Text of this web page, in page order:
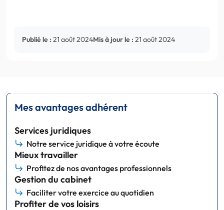
Publié le : 21 août 2024Mis à jour le : 21 août 2024
Mes avantages adhérent
Services juridiques
Notre service juridique à votre écoute
Mieux travailler
Profitez de nos avantages professionnels
Gestion du cabinet
Faciliter votre exercice au quotidien
Profiter de vos loisirs